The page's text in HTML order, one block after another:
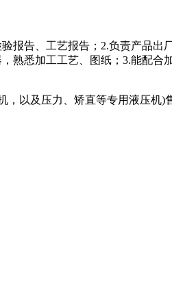
报告、工艺报告；2.负责产品出
熟悉加工工艺、图纸；3.能配合
以及压力、矫直等专用液压机)